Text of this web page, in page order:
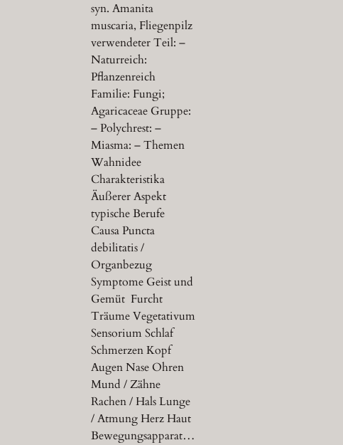
syn. Amanita
muscaria, Fliegenpilz
verwendeter Teil: –
Naturreich:
Pflanzenreich
Familie: Fungi;
Agaricaceae Gruppe:
– Polychrest: –
Miasma: – Themen
Wahnidee
Charakteristika
Äußerer Aspekt
typische Berufe
Causa Puncta
debilitatis /
Organbezug
Symptome Geist und
Gemüt Furcht
Träume Vegetativum
Sensorium Schlaf
Schmerzen Kopf
Augen Nase Ohren
Mund / Zähne
Rachen / Hals Lunge
/ Atmung Herz Haut
Bewegungsapparat…